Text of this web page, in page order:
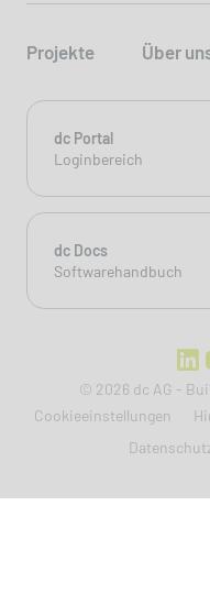
Projekte Über
dc Portal
Loginbereich
dc Docs
Softwarehandbuch
© 2026 dc AG -
Cookieeinstellungen